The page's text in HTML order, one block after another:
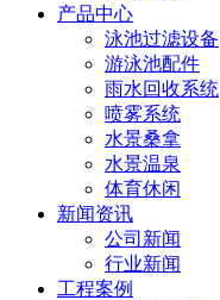
产品中心
泳池过滤设备
游泳池配件
雨水回收系统
喷雾系统
水景桑拿
水景温泉
体育休闲
新闻资讯
公司新闻
行业新闻
工程案例